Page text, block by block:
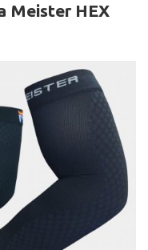
Meister HEX